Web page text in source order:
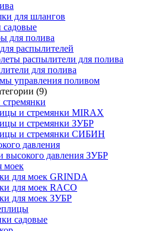
для шлангов
садовые
для полива
распылителей
распылители для полива
для полива
управления поливом
(9)
и стремянки MIRAX
и стремянки ЗУБР
и стремянки СИБИН
давления
высокого давления ЗУБР
моек
для моек GRINDA
для моек RACO
для моек ЗУБР
садовые